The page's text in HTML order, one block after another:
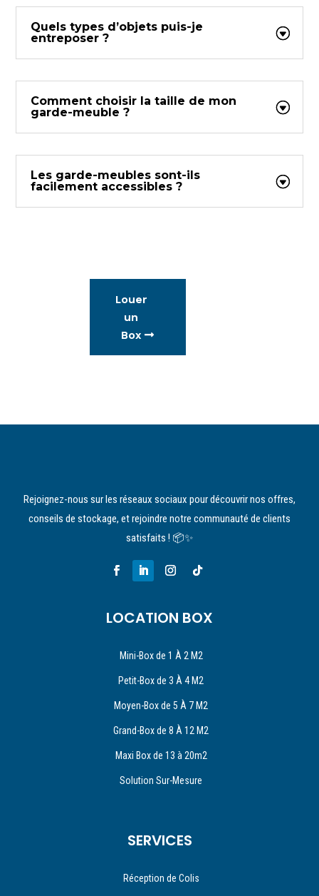
Quels types d’objets puis-je
entreposer ?
Comment choisir la taille de mon
garde-meuble ?
Les garde-meubles sont-ils
facilement accessibles ?
Louer
un
Box
Rejoignez-nous sur les réseaux sociaux pour découvrir nos offres,
conseils de stockage, et rejoindre notre communauté de clients
satisfaits ! 📦✨
LOCATION BOX
Mini-Box de 1 À 2 M2
Petit-Box de 3 À 4 M2
Moyen-Box de 5 À 7 M2
Grand-Box de 8 À 12 M2
Maxi Box de 13 à 20m2
Solution Sur-Mesure
SERVICES
Réception de Colis